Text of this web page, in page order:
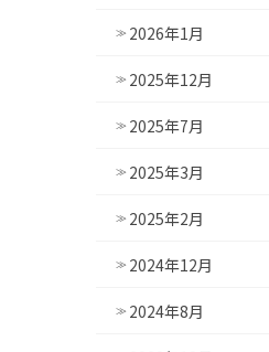
2026年1月
2025年12月
2025年7月
2025年3月
2025年2月
2024年12月
2024年8月